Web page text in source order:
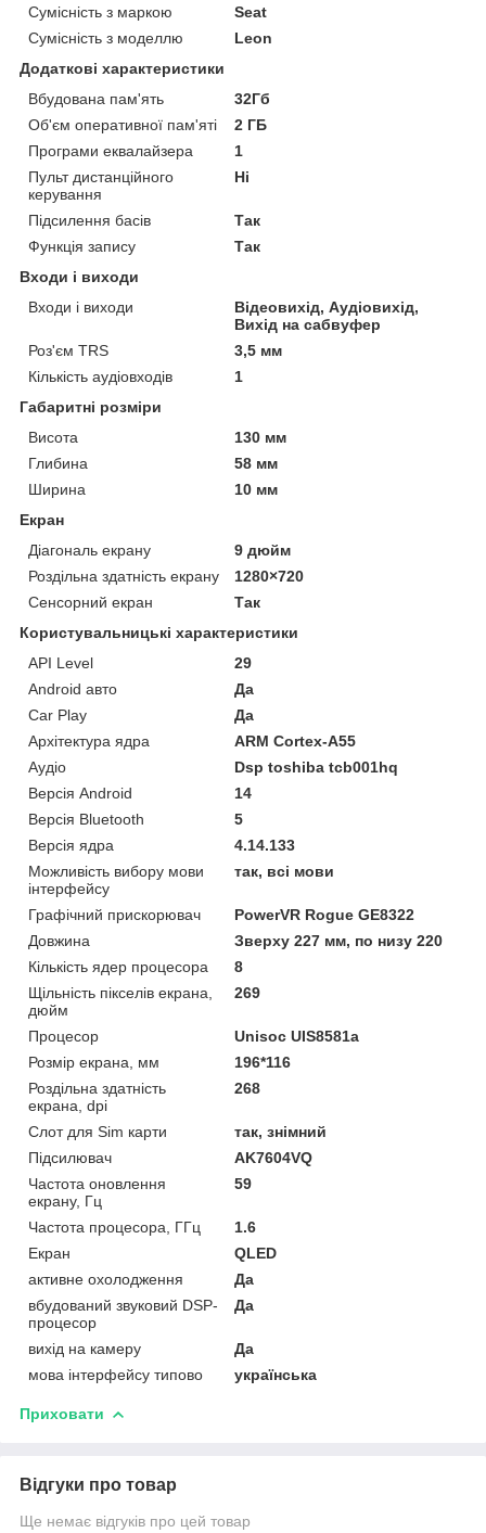
Сумісність з маркою
Seat
Сумісність з моделлю
Leon
Додаткові характеристики
Вбудована пам'ять
32Гб
Об'єм оперативної пам'яті
2 ГБ
Програми еквалайзера
1
Пульт дистанційного
керування
Ні
Підсилення басів
Так
Функція запису
Так
Входи і виходи
Входи і виходи
Відеовихід, Аудіовихід,
Вихід на сабвуфер
Роз'єм TRS
3,5 мм
Кількість аудіовходів
1
Габаритні розміри
Висота
130 мм
Глибина
58 мм
Ширина
10 мм
Екран
Діагональ екрану
9 дюйм
Роздільна здатність екрану
1280×720
Сенсорний екран
Так
Користувальницькі характеристики
API Level
29
Android авто
Да
Car Play
Да
Архітектура ядра
ARM Cortex-A55
Аудіо
Dsp toshiba tcb001hq
Версія Android
14
Версія Bluetooth
5
Версія ядра
4.14.133
Можливість вибору мови
інтерфейсу
так, всі мови
Графічний прискорювач
PowerVR Rogue GE8322
Довжина
Зверху 227 мм, по низу 220
Кількість ядер процесора
8
Щільність пікселів екрана,
дюйм
269
Процесор
Unisoc UIS8581a
Розмір екрана, мм
196*116
Роздільна здатність
екрана, dpi
268
Слот для Sim карти
так, знімний
Підсилювач
AK7604VQ
Частота оновлення
екрану, Гц
59
Частота процесора, ГГц
1.6
Екран
QLED
активне охолодження
Да
вбудований звуковий DSP-
процесор
Да
вихід на камеру
Да
мова інтерфейсу типово
українська
Приховати
Відгуки про товар
Ще немає відгуків про цей товар